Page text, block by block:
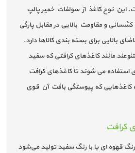
این نوع کاغذ از سولفات خمیر پالپ
و مقاومت بالایی در مقابل پارگی
بالایی برای بسته بندی کالاها دارد.
مانند کاغذهای کرافتی که سفید
استفاده می شوند تا کاغذهای کرافت
کاغذهایی که پیوستگی بافت آن قوی
کرافت
قهوه ای یا با رنگ سفید تولید می‌شود